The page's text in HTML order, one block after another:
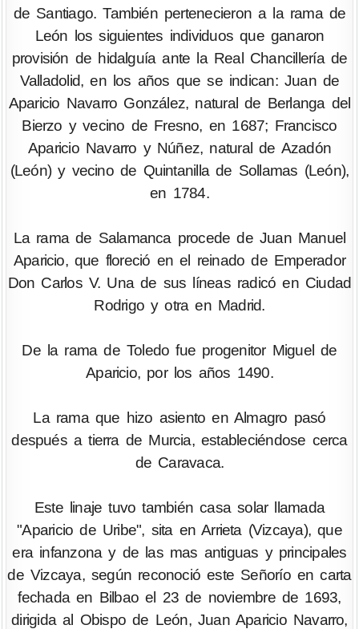
de Santiago. También pertenecieron a la rama de
León los siguientes individuos que ganaron
provisión de hidalguía ante la Real Chancillería de
Valladolid, en los años que se indican: Juan de
Aparicio Navarro González, natural de Berlanga del
Bierzo y vecino de Fresno, en 1687; Francisco
Aparicio Navarro y Núñez, natural de Azadón
(León) y vecino de Quintanilla de Sollamas (León),
en 1784.
La rama de Salamanca procede de Juan Manuel
Aparicio, que floreció en el reinado de Emperador
Don Carlos V. Una de sus líneas radicó en Ciudad
Rodrigo y otra en Madrid.
De la rama de Toledo fue progenitor Miguel de
Aparicio, por los años 1490.
La rama que hizo asiento en Almagro pasó
después a tierra de Murcia, estableciéndose cerca
de Caravaca.
Este linaje tuvo también casa solar llamada
"Aparicio de Uribe", sita en Arrieta (Vizcaya), que
era infanzona y de las mas antiguas y principales
de Vizcaya, según reconoció este Señorío en carta
fechada en Bilbao el 23 de noviembre de 1693,
dirigida al Obispo de León, Juan Aparicio Navarro,